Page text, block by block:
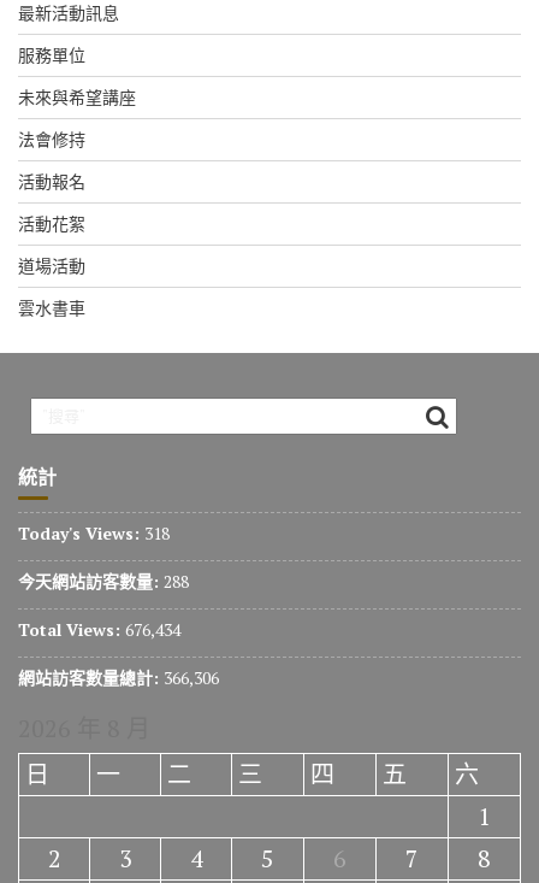
最新活動訊息
服務單位
未來與希望講座
法會修持
活動報名
活動花絮
道場活動
雲水書車
統計
Today's Views: 318
今天網站訪客數量: 288
Total Views: 676,434
網站訪客數量總計: 366,306
日
一 二 三 四 五
六
1
2
3 4 5 6 7
8